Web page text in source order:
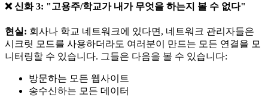
❌ 신화 3: "고용주/학교가 내가 무엇을 하는지 볼 수 없다"
현실: 회사나 학교 네트워크에 있다면, 네트워크 관리자들은
시크릿 모드를 사용하더라도 여러분이 만드는 모든 연결을 모
니터링할 수 있습니다. 그들은 다음을 볼 수 있습니다:
방문하는 모든 웹사이트
송수신하는 모든 데이터